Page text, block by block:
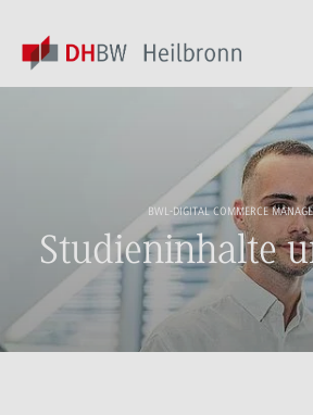
BWL-DIGITAL COMMERCE
Studieninhalte